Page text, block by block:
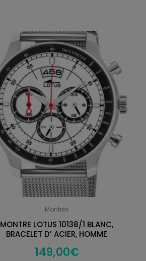
Montres
MONTRE LOTUS 10138/1 BLANC,
BRACELET D’ ACIER, HOMME
149,00€